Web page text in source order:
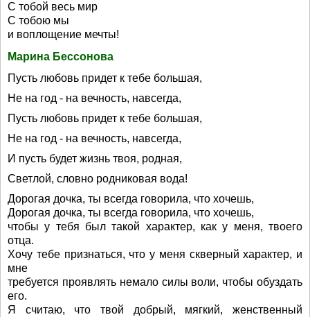
С тобой весь мир
С тобою мы
и воплощение мечты!
Марина Бессонова
Пусть любовь придет к тебе большая,
Не на год - на вечность, навсегда,
Пусть любовь придет к тебе большая,
Не на год - на вечность, навсегда,
И пусть будет жизнь твоя, родная,
Светлой, словно родниковая вода!
Дорогая дочка, ты всегда говорила, что хочешь,
Дорогая дочка, ты всегда говорила, что хочешь,
чтобы у тебя был такой характер, как у меня, твоего
отца.
Хочу тебе признаться, что у меня скверный характер, и
мне
требуется проявлять немало силы воли, чтобы обуздать
его.
Я считаю, что твой добрый, мягкий, женственный